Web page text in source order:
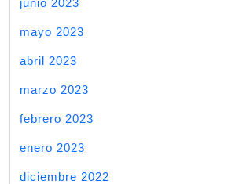
mayo 2023
abril 2023
marzo 2023
febrero 2023
enero 2023
diciembre 2022